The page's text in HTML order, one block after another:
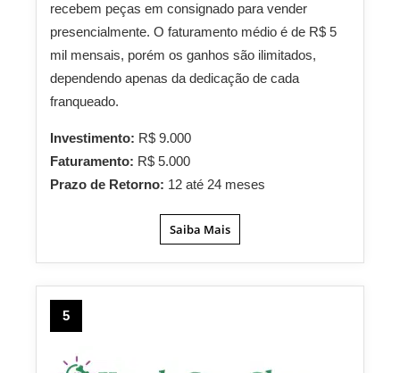
recebem peças em consignado para vender
presencialmente. O faturamento médio é de R$ 5
mil mensais, porém os ganhos são ilimitados,
dependendo apenas da dedicação de cada
franqueado.
Investimento: R$ 9.000
Faturamento: R$ 5.000
Prazo de Retorno: 12 até 24 meses
Saiba Mais
5